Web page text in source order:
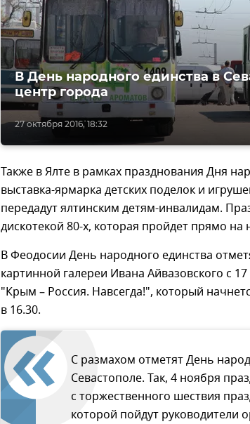
27 октября 2016, 18:32
В День народного единства в
центр города
Также в Ялте в рамках празднования Дня
выставка-ярмарка детских поделок и
передадут ялтинским детям-инвалидам.
дискотекой 80-х, которая пройдет прямо
В Феодосии День народного единства
картинной галереи Ивана Айвазовского с
"Крым – Россия. Навсегда!", который
в 16.30.
С размахом отметят День
Севастополе. Так, 4 ноября
с торжественного шествия
которой пойдут руководители